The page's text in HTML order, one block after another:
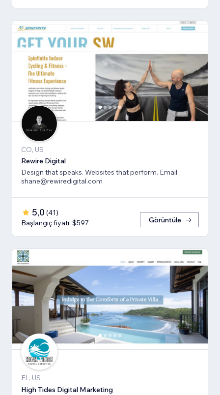
CO, US
Rewire Digital
Design that speaks. Websites that perform. Email:
shane@rewiredigital.com
5,0 (41)
Başlangıç fiyatı: $597
Görüntüle
FL, US
High Tides Digital Marketing